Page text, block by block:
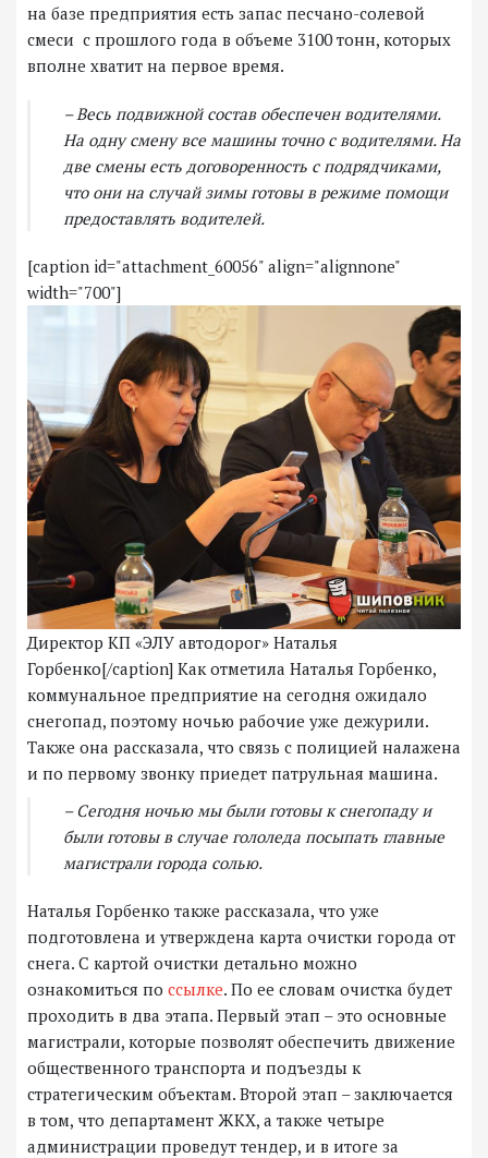
на базе предприятия есть запас песчано-солевой
смеси с прошлого года в объеме 3100 тонн, которых
вполне хватит на первое время.
– Весь подвижной состав обеспечен водителями.
На одну смену все машины точно с водителями. На
две смены есть договоренность с подрядчиками,
что они на случай зимы готовы в режиме помощи
предоставлять водителей.
[caption id="attachment_60056" align="alignnone"
width="700"]
Директор КП «ЭЛУ автодорог» Наталья
Горбенко[/caption] Как отметила Наталья Горбенко,
коммунальное предприятие на сегодня ожидало
снегопад, поэтому ночью рабочие уже дежурили.
Также она рассказала, что связь с полицией налажена
и по первому звонку приедет патрульная машина.
– Сегодня ночью мы были готовы к снегопаду и
были готовы в случае гололеда посыпать главные
магистрали города солью.
Наталья Горбенко также рассказала, что уже
подготовлена и утверждена карта очистки города от
снега. С картой очистки детально можно
ознакомиться по ссылке. По ее словам очистка будет
проходить в два этапа. Первый этап – это основные
магистрали, которые позволят обеспечить движение
общественного транспорта и подъезды к
стратегическим объектам. Второй этап – заключается
в том, что департамент ЖКХ, а также четыре
администрации проведут тендер, и в итоге за